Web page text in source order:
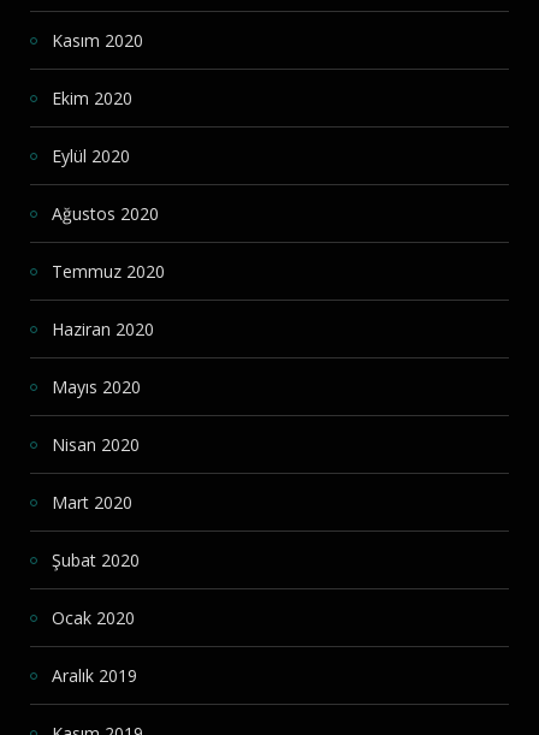
Kasım 2020
Ekim 2020
Eylül 2020
Ağustos 2020
Temmuz 2020
Haziran 2020
Mayıs 2020
Nisan 2020
Mart 2020
Şubat 2020
Ocak 2020
Aralık 2019